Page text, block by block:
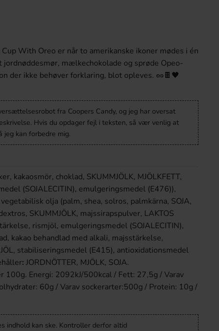
With Oreo er når to amerikanske ikoner mødes i én
jordnøddesmør, mælkechokolade og sprøde Орео-
der ikke behøver forklaring, blot opleves. 🥜🍫🖤
fra Coopers Candy, og jeg har oversat
Hvis du opdager fejl i teksten, så vær venlig at
jeg kan forbedre mig.
kakaosmör, choklad, SKUMMJÖLK, MJÖLKFETT,
(SOJALECITIN), emulgeringsmedel (E476)),
olja (palm, shea, solros, palm­kärna, SOJA,
SKUMMJÖLK, majssirapspulver, LAKTOS
rismjöl, emulgeringsmedel (SOJALECITIN),
kakao behandlad med alkali, majsstärkelse,
stabiliseringsmedel (E415), antioxidationsmedel
: JORDNÖTTER, MJÖLK, SOJA.
100g. Energi: 2092kJ/500kcal / Fett: 27,5g / Varav
60g / Varav sockerarter:500g / Protein: 10g /
indhold kan ske. Kontroller derfor altid